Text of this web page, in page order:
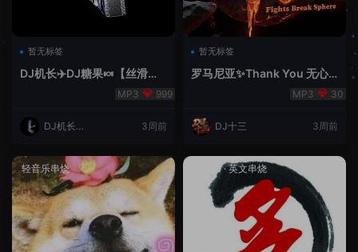
暂无标签
DJ机长✈️DJ糖果🍬【丝滑之
夜5】House摇摆节奏✈️纯净999
DJ机长云
3周前
暂无标签
罗马尼亚✨Thank You 无心
30
DJ十三 3周前
轻音乐串烧 House·英文串烧